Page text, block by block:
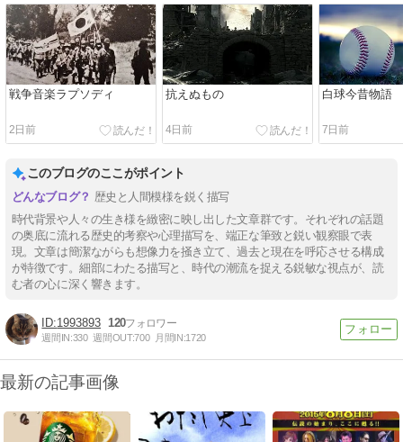
戦争音楽ラプソディ
2日前
抗えぬもの
4日前
白球今昔物語
7日前
このブログのここがポイント
歴史と人間模様を鋭く描写
時代背景や人々の生き様を緻密に映し出した文章群です。それぞれの話題
の奥底に流れる歴史的考察や心理描写を、端正な筆致と鋭い観察眼で表
現。文章は簡潔ながらも想像力を掻き立て、過去と現在を呼応させる構成
が特徴です。細部にわたる描写と、時代の潮流を捉える鋭敏な視点が、読
む者の心に深く響きます。
1993893 120
週間IN:330 週間OUT:700 月間IN:1720
最新の記事画像